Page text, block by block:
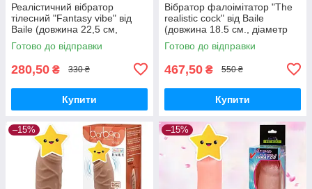
Реалістичний вібратор
тілесний "Fantasy vibe" від
Baile (довжина 22,5 см,
діаметр 4.5 см.)
Готово до відправки
280,50 ₴ 330 ₴
Купити
Вібратор фалоімітатор "The
realistic cock" від Baile
(довжина 18.5 см., діаметр
3.6 см.)
Готово до відправки
467,50 ₴ 550 ₴
Купити
–15% –15%